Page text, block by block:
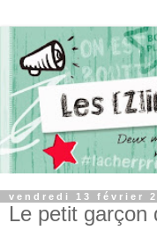
vendredi 13 février
Le petit garçon